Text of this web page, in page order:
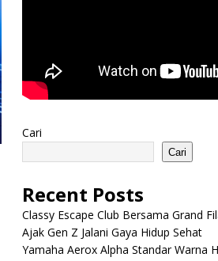
Cari
Cari
Recent Posts
Classy Escape Club Bersama Grand
Ajak Gen Z Jalani Gaya Hidup Sehat
Yamaha Aerox Alpha Standar Warna